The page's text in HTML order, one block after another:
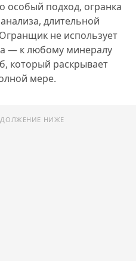
особый подход, огранка
длительной
не использует
— к любому минералу
который раскрывает
мере.
НИЖЕ